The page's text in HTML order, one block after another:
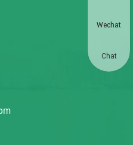
Wechat
Chat